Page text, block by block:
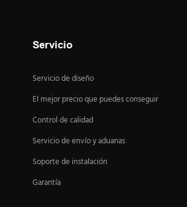
Servicio
Servicio de diseño
El mejor precio que puedes conseguir
Control de calidad
Servicio de envío y aduanas
Soporte de instalación
Garantía